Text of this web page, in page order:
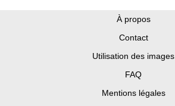
À propos
Contact
Utilisation des images
FAQ
Mentions légales